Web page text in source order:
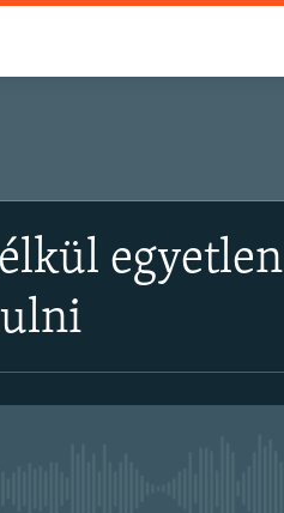
egyetlen